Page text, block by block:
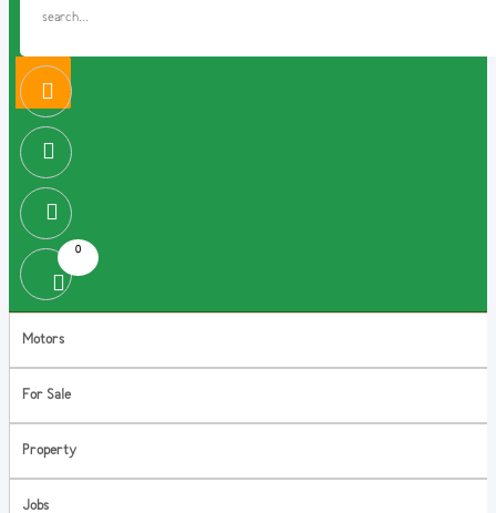
0
Motors
For Sale
Property
Jobs